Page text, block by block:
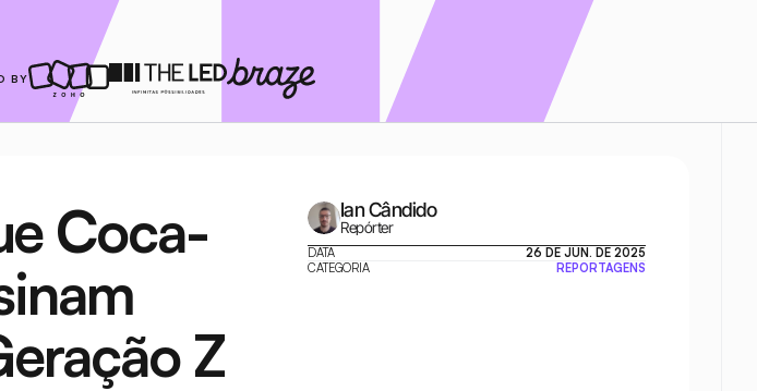
BY
Coca-
Z
Ian Cândido
Repórter
DATA
26 DE JUN. DE 2025
CATEGORIA
REPORTAGENS